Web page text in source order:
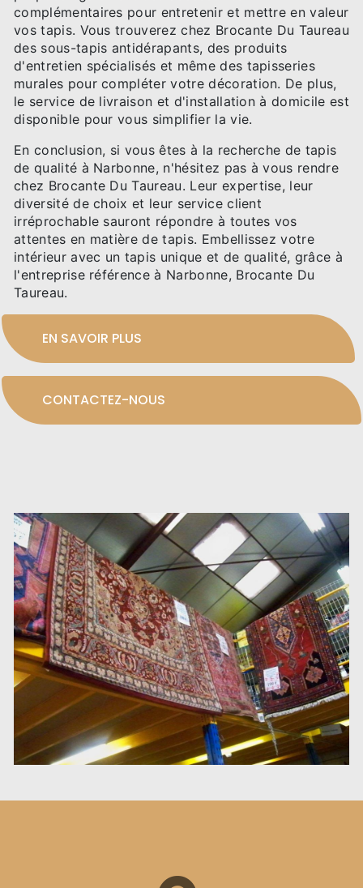
complémentaires pour entretenir et mettre en valeur
vos tapis. Vous trouverez chez Brocante Du Taureau
des sous-tapis antidérapants, des produits
d'entretien spécialisés et même des tapisseries
murales pour compléter votre décoration. De plus,
le service de livraison et d'installation à domicile est
disponible pour vous simplifier la vie.
En conclusion, si vous êtes à la recherche de tapis
de qualité à Narbonne, n'hésitez pas à vous rendre
chez Brocante Du Taureau. Leur expertise, leur
diversité de choix et leur service client
irréprochable sauront répondre à toutes vos
attentes en matière de tapis. Embellissez votre
intérieur avec un tapis unique et de qualité, grâce à
l'entreprise référence à Narbonne, Brocante Du
Taureau.
EN SAVOIR PLUS
CONTACTEZ-NOUS